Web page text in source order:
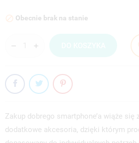
 Obecnie brak na stanie
Zakup dobrego smartphone’a wiąże
dodatkowe akcesoria, dzięki którym